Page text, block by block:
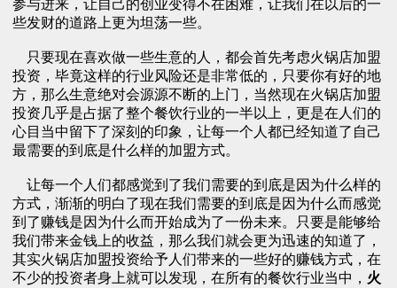
参与进来，让自己的创业变得不在困难，让我们在以后的一
些发财的道路上更为坦荡一些。
只要现在喜欢做一些生意的人，都会首先考虑火锅店加盟
投资，毕竟这样的行业风险还是非常低的，只要你有好的地
方，那么生意绝对会源源不断的上门，当然现在火锅店加盟
投资几乎是占据了整个餐饮行业的一半以上，更是在人们的
心目当中留下了深刻的印象，让每一个人都已经知道了自己
最需要的到底是什么样的加盟方式。
让每一个人们都感觉到了我们需要的到底是因为什么样的
方式，渐渐的明白了现在我们需要的到底是因为什么而感觉
到了赚钱是因为什么而开始成为了一份未来。只要是能够给
我们带来金钱上的收益，那么我们就会更为迅速的知道了，
其实火锅店加盟投资给予人们带来的一些好的赚钱方式，在
不少的投资者身上就可以发现，在所有的餐饮行业当中， 火